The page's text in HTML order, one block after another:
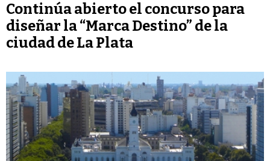
Continúa abierto el concurso para
diseñar la “Marca Destino” de la
ciudad de La Plata